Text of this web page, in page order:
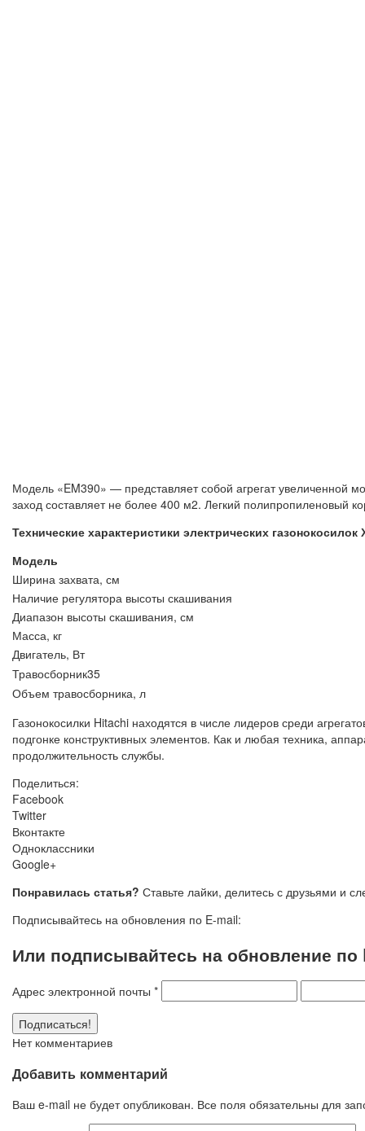
Модель «EM390» — представляет собой агрегат увеличенной
заход составляет не более 400 м2. Легкий полипропиленовый
Технические характеристики электрических газонокосилок
Модель
Ширина захвата, см
Наличие регулятора высоты скашивания
Диапазон высоты скашивания, см
Масса, кг
Двигатель, Вт
Травосборник35
Объем травосборника, л
Газонокосилки Hitachi находятся в числе лидеров среди
подгонке конструктивных элементов. Как и любая техника,
продолжительность службы.
Поделиться:
Facebook
Twitter
Вконтакте
Одноклассники
Google+
Понравилась статья? Ставьте лайки, делитесь с друзьями и
Подписывайтесь на обновления по E-mail:
Или подписывайтесь на обновление по
Адрес электронной почты *
Нет комментариев
Добавить комментарий
Ваш e-mail не будет опубликован. Все поля обязательны для